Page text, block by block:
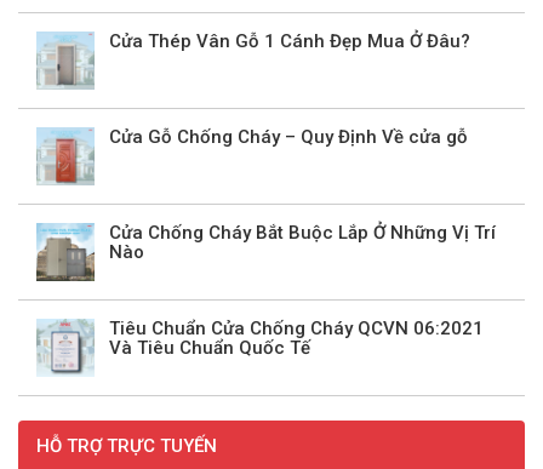
Cửa Thép Vân Gỗ 1 Cánh Đẹp Mua Ở Đâu?
Cửa Gỗ Chống Cháy – Quy Định Về cửa gỗ
Cửa Chống Cháy Bắt Buộc Lắp Ở Những Vị Trí
Nào
Tiêu Chuẩn Cửa Chống Cháy QCVN 06:2021
Và Tiêu Chuẩn Quốc Tế
HỖ TRỢ TRỰC TUYẾN